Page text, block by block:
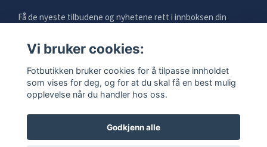
Få de nyeste tilbudene og nyhetene rett i innboksen din
E-post
Ja takk!
Vi bruker cookies:
Fotbutikken bruker cookies for å tilpasse innholdet
som vises for deg, og for at du skal få en best mulig
opplevelse når du handler hos oss.
Godkjenn alle